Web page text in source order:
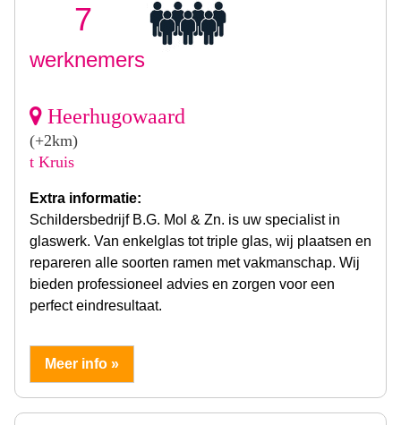
7
werknemers
Heerhugowaard
(+2km)
t Kruis
Extra informatie:
Schildersbedrijf B.G. Mol & Zn. is uw specialist in
glaswerk. Van enkelglas tot triple glas, wij plaatsen en
repareren alle soorten ramen met vakmanschap. Wij
bieden professioneel advies en zorgen voor een
perfect eindresultaat.
Meer info »